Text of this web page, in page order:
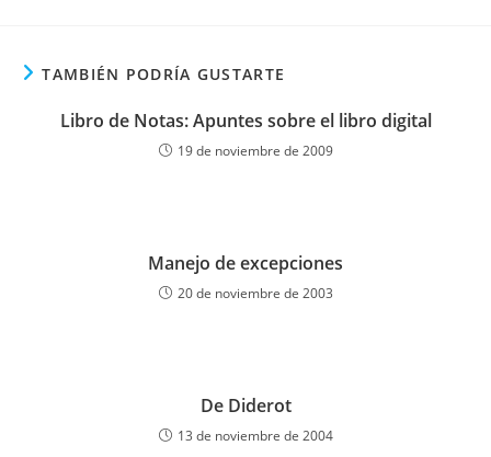
TAMBIÉN PODRÍA GUSTARTE
Libro de Notas: Apuntes sobre el libro digital
19 de noviembre de 2009
Manejo de excepciones
20 de noviembre de 2003
De Diderot
13 de noviembre de 2004